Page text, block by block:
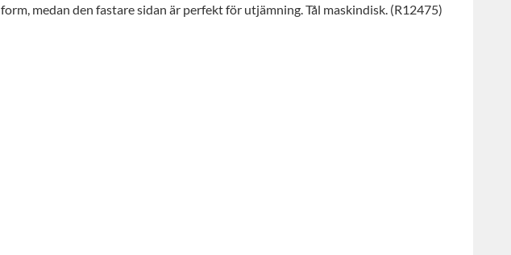
form, medan den fastare sidan är perfekt för utjämning. Tål maskindisk. (R12475)